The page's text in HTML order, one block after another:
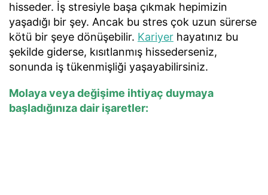
hisseder. İş stresiyle başa çıkmak hepimizin
yaşadığı bir şey. Ancak bu stres çok uzun sürerse
kötü bir şeye dönüşebilir. Kariyer hayatınız bu
şekilde giderse, kısıtlanmış hissederseniz,
sonunda iş tükenmişliği yaşayabilirsiniz.
Molaya veya değişime ihtiyaç duymaya
başladığınıza dair işaretler: